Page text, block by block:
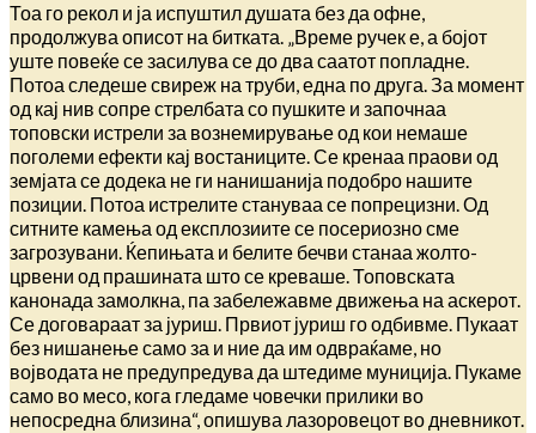
Тоа го рекол и ја испуштил душата без да офне,
продолжува описот на битката. „Време ручек е, а бојот
уште повеќе се засилува се до два саатот попладне.
Потоа следеше свиреж на труби, една по друга. За момент
од кај нив сопре стрелбата со пушките и започнаа
топовски истрели за вознемирување од кои немаше
поголеми ефекти кај востаниците. Се кренаа праови од
земјата се додека не ги нанишанија подобро нашите
позиции. Потоа истрелите стануваа се попрецизни. Од
ситните камења од експлозиите се посериозно сме
загрозувани. Ќепињата и белите бечви станаа жолто-
црвени од прашината што се креваше. Топовската
канонада замолкна, па забележавме движења на аскерот.
Се договараат за јуриш. Првиот јуриш го одбивме. Пукаат
без нишанење само за и ние да им одвраќаме, но
војводата не предупредува да штедиме муниција. Пукаме
само во месо, кога гледаме човечки прилики во
непосредна близина“, опишува лазоровецот во дневникот.